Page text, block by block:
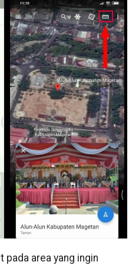
area yang ingin